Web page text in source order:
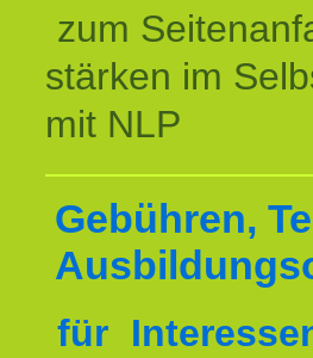
zum
stärken im
mit NLP
Gebühren,
für